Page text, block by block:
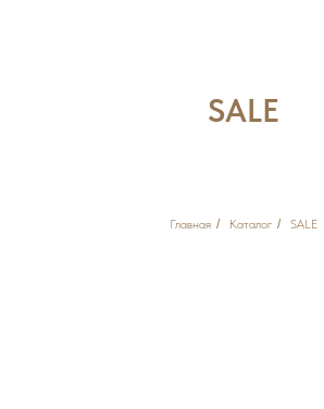
SALE
Главная / Каталог / SALE